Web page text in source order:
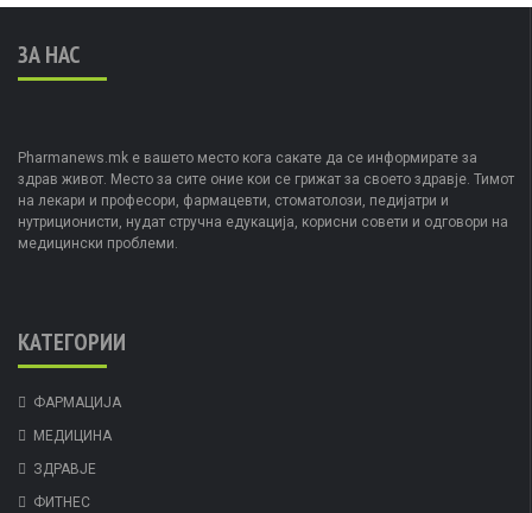
ЗА НАС
Pharmanews.mk е вашето место кога сакате да се информирате за
здрав живот. Место за сите оние кои се грижат за своето здравје. Тимот
на лекари и професори, фармацевти, стоматолози, педијатри и
нутриционисти, нудат стручна едукација, корисни совети и одговори на
медицински проблеми.
КАТЕГОРИИ
ФАРМАЦИЈА
МЕДИЦИНА
ЗДРАВЈЕ
ФИТНЕС